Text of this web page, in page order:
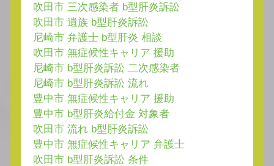
吹田市 三次感染者 b型肝炎訴訟
吹田市 遺族 b型肝炎訴訟
尼崎市 弁護士 b型肝炎 相談
吹田市 無症候性キャリア 援助
尼崎市 b型肝炎訴訟 二次感染者
尼崎市 b型肝炎訴訟 流れ
豊中市 無症候性キャリア 援助
豊中市 b型肝炎給付金 対象者
吹田市 流れ b型肝炎訴訟
豊中市 無症候性キャリア 弁護士
吹田市 b型肝炎訴訟 条件